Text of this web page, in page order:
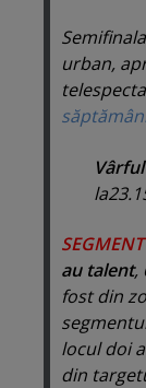
urban,
au talent,
fost din
locul doi
din